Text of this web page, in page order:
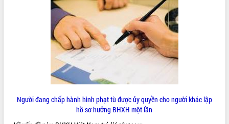
VĂN BẢN HĐND TỈNH
QUY HOẠCH - KẾ HOẠCH
Người đang chấp hành hình phạt tù được ủy quyền cho người khác lập
hồ sơ hưởng BHXH một lần